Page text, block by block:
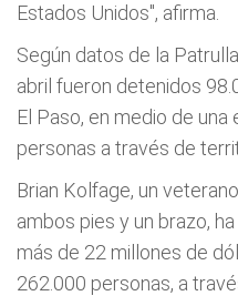
Estados Unidos", afirma.
Según datos de la
abril fueron detenidos
El Paso, en medio de
personas a través de
Brian Kolfage, un
ambos pies y un brazo,
más de 22 millones de
262.000 personas, a